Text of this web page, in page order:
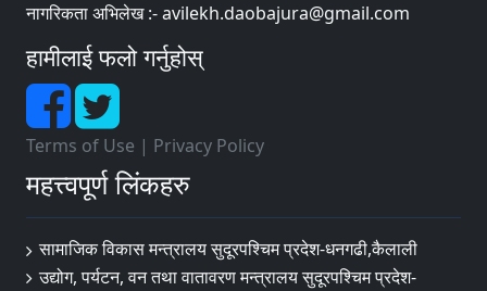
नागरिकता अभिलेख :- avilekh.daobajura@gmail.com
हामीलाई फलो गर्नुहोस्
Terms of Use | Privacy Policy
महत्त्वपूर्ण लिंकहरु
सामाजिक विकास मन्त्रालय सुदूरपश्चिम प्रदेश-धनगढी,कैलाली
उद्योग, पर्यटन, वन तथा वातावरण मन्त्रालय सुदूरपश्चिम प्रदेश-